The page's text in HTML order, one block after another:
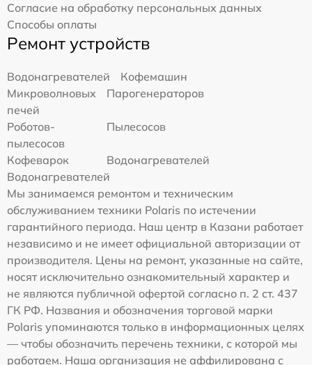
Согласие на обработку персональных данных
Способы оплаты
Ремонт устройств
Водонагревателей
Кофемашин
Микроволновых
печей
Парогенераторов
Роботов-
пылесосов
Пылесосов
Кофеварок
Водонагревателей
Водонагревателей
Мы занимаемся ремонтом и техническим
обслуживанием техники Polaris по истечении
гарантийного периода. Наш центр в Казани работает
независимо и не имеет официальной авторизации от
производителя. Цены на ремонт, указанные на сайте,
носят исключительно ознакомительный характер и
не являются публичной офертой согласно п. 2 ст. 437
ГК РФ. Названия и обозначения торговой марки
Polaris упоминаются только в информационных целях
— чтобы обозначить перечень техники, с которой мы
работаем. Наша организация не аффилирована с